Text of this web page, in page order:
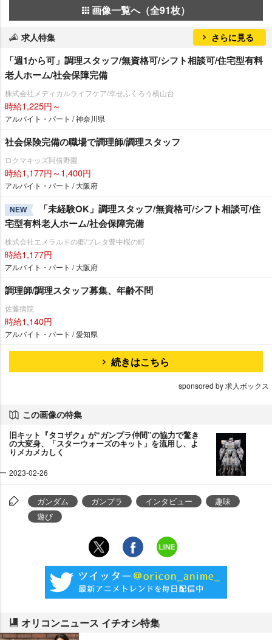
画像一覧へ（全91枚）
求人特集 さらに見る
「週1から可」調理スタッフ/無資格可/シフト相談可/住宅型有料
老人ホーム/社会保障完備
株式会社メディカルライフケア/幸せふくろう横山台
時給1,225円～
アルバイト・パート / 神奈川県
社会保険完備の職場で調理師/調理スタッフ
ロクマキッズ阿倍野園
時給1,177円～1,400円
アルバイト・パート / 大阪府
NEW
「未経験OK」調理スタッフ/無資格可/シフト相談可/住
宅型有料老人ホーム/社会保障完備
株式会社エメラルドの郷/プレタ豊中桜の町
時給1,177円
アルバイト・パート / 大阪府
調理師/調理スタッフ募集、年齢不問
佐藤病院
時給1,140円
アルバイト・パート / 愛知県
続きはこちら
sponsored by 求人ボックス
この画像の特集
旧キット『タコザク』が“ガンプラ仲間”の協力で驚き
の大変身、「スターウォーズのキット」を流用し、よ
りメカメカしく
2023-02-26
ガンダム ガンプラ インタビュー
趣味
遊び
オリコンニュース イチオシ特集